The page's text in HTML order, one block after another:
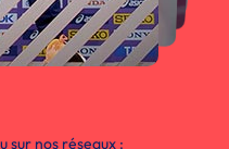
sur nos réseaux :